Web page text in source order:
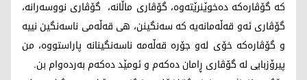
کە گۆڤارەکە دەخوێنرێتەوە، گۆڤاری ماڵانە، گۆڤاری نووسەرانە،
گۆڤاری ئەو قەڵەمانەیە کە سەنگینن، هی قەڵەمی ناسەنگین نییە
و گۆڤارەکە خۆی لەو جۆرە قەڵەمە ناسەنگینانە پاراستووە، من
پیرۆزبایی لە گۆڤاری ڕامان دەکەم و ئومێد دەکەم بەردەوام بن.